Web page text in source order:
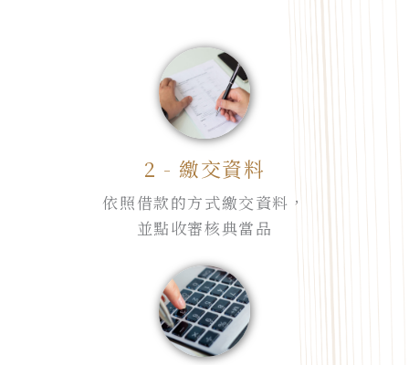
2 - 繳交資料
依照借款的方式繳交資料，
並點收審核典當品